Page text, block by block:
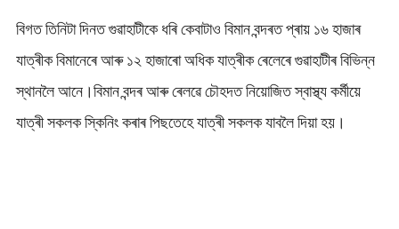
বিগত তিনিটা দিনত গুৱাহাটীকে ধৰি কেবাটাও বিমান বন্দৰত প্ৰায় ১৬ হাজাৰ
যাত্ৰীক বিমানেৰে আৰু ১২ হাজাৰো অধিক যাত্ৰীক ৰেলেৰে গুৱাহাটীৰ বিভিন্ন
স্থানলৈ আনে।বিমান বন্দৰ আৰু ৰেলৱে চৌহদত নিয়োজিত স্বাস্থ্য কৰ্মীয়ে
যাত্ৰী সকলক স্কিনিং কৰাৰ পিছতেহে যাত্ৰী সকলক যাবলৈ দিয়া হয়।